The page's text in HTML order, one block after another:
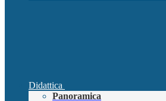
Didattica
Panoramica